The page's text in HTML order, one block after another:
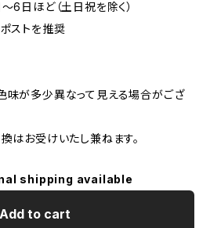
日ほど（土日祝を除く）
ストを推奨
味が多少異なって見える場合がござ
はお受けいたし兼ねます。
shipping available
Add to cart